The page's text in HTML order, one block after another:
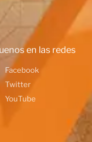
en las redes
Facebook
Twitter
YouTube